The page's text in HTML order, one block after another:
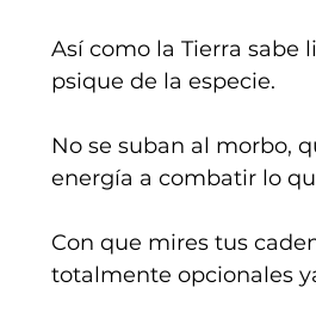
Así como la Tierra sabe
psique de la especie.
No se suban al morbo,
energía a combatir lo
Con que mires tus
totalmente opcionales